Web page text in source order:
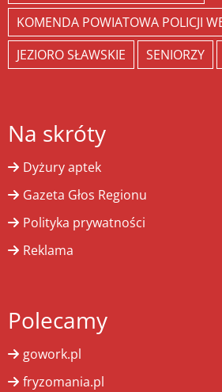
KOMENDA POWIATOWA POLICJI
JEZIORO SŁAWSKIE
SENIORZY
Na skróty
Dyżury aptek
Gazeta Głos Regionu
Polityka prywatności
Reklama
Polecamy
gowork.pl
fryzomania.pl